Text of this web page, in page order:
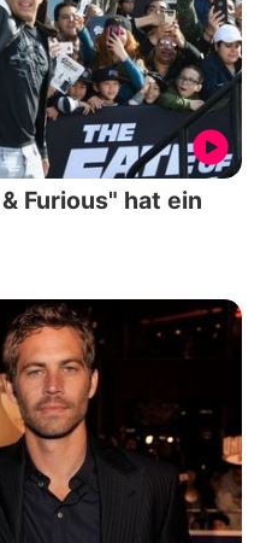
Furious" hat ein